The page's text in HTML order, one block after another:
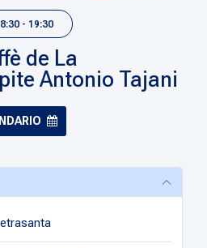
- 19:30
de La
Antonio Tajani